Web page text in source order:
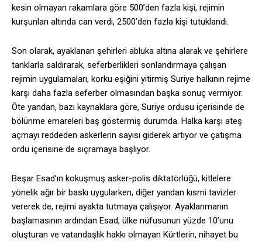
kesin olmayan rakamlara göre 500’den fazla kişi, rejimin
kurşunları altında can verdi, 2500’den fazla kişi tutuklandı.
Son olarak, ayaklanan şehirleri abluka altına alarak ve şehirlere
tanklarla saldırarak, seferberlikleri sonlandırmaya çalışan
rejimin uygulamaları, korku eşiğini yitirmiş Suriye halkının rejime
karşı daha fazla seferber olmasından başka sonuç vermiyor.
Öte yandan, bazı kaynaklara göre, Suriye ordusu içerisinde de
bölünme emareleri baş göstermiş durumda. Halka karşı ateş
açmayı reddeden askerlerin sayısı giderek artıyor ve çatışma
ordu içerisine de sıçramaya başlıyor.
Beşar Esad’ın kokuşmuş asker-polis diktatörlüğü, kitlelere
yönelik ağır bir baskı uygularken, diğer yandan kısmi tavizler
vererek de, rejimi ayakta tutmaya çalışıyor. Ayaklanmanın
başlamasının ardından Esad, ülke nüfusunun yüzde 10’unu
oluşturan ve vatandaşlık hakkı olmayan Kürtlerin, nihayet bu